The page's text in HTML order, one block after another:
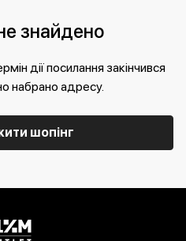
знайдено
дії посилання закінчився
набрано адресу.
шопінг